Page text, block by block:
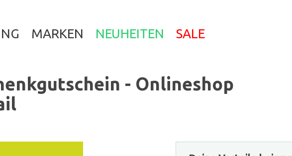
MARKEN NEUHEITEN SALE
- Onlineshop